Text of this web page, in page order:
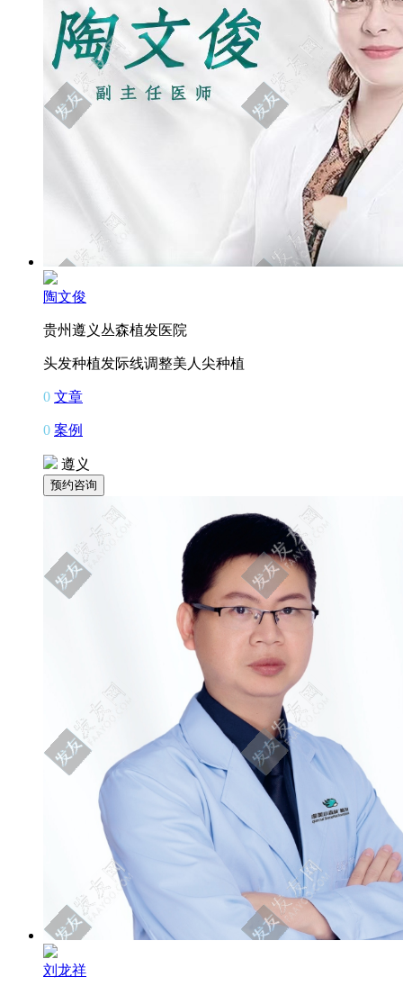
陶文俊
贵州遵义丛森植发医院
头发种植发际线调整美人尖种植
0 文章
0 案例
遵义
刘龙祥